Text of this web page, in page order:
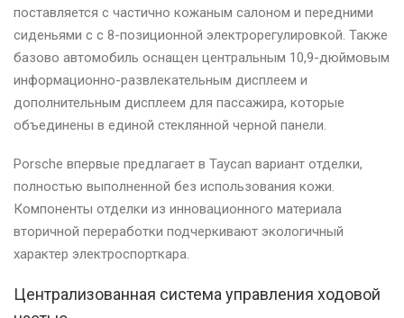
поставляется с частично кожаным салоном и передними
сиденьями с с 8-позиционной электрорегулировкой. Также
базово автомобиль оснащен центральным 10,9-дюймовым
информационно-развлекательным дисплеем и
дополнительным дисплеем для пассажира, которые
объединены в единой стеклянной черной панели.
Porsche впервые предлагает в Taycan вариант отделки,
полностью выполненной без использования кожи.
Компоненты отделки из инновационного материала
вторичной переработки подчеркивают экологичный
характер электроспорткара.
Централизованная система управления ходовой